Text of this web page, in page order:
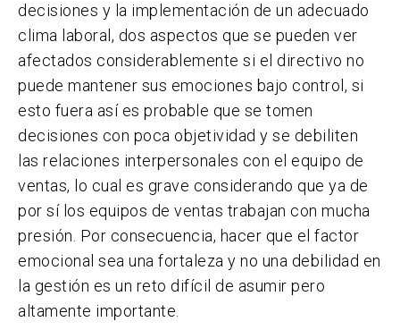
decisiones y la implementación de un adecuado
clima laboral, dos aspectos que se pueden ver
afectados considerablemente si el directivo no
puede mantener sus emociones bajo control, si
esto fuera así es probable que se tomen
decisiones con poca objetividad y se debiliten
las relaciones interpersonales con el equipo de
ventas, lo cual es grave considerando que ya de
por sí los equipos de ventas trabajan con mucha
presión. Por consecuencia, hacer que el factor
emocional sea una fortaleza y no una debilidad en
la gestión es un reto difícil de asumir pero
altamente importante.